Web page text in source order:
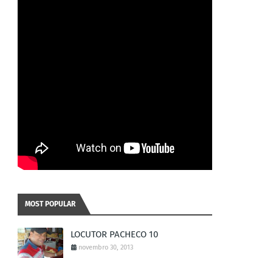
MOST POPULAR
LOCUTOR PACHECO 10
novembro 30, 2013